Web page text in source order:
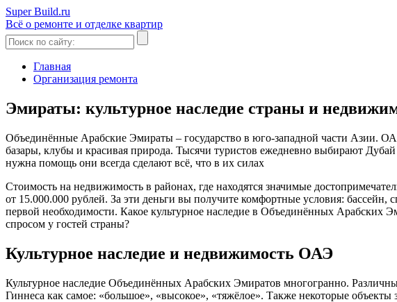
Super Build.ru
Всё о ремонте и отделке квартир
Главная
Организация ремонта
Эмираты: культурное наследие страны и
Объединённые Арабские Эмираты – государство в юго-западной части Азии.
базары, клубы и красивая природа. Тысячи туристов ежедневно выбирают
нужна помощь они всегда сделают всё, что в их силах
Стоимость на недвижимость в районах, где находятся значимые
от 15.000.000 рублей. За эти деньги вы получите комфортные условия: бассейн,
первой необходимости. Какое культурное наследие в Объединённых Арабских
спросом у гостей страны?
Культурное наследие и недвижимость ОАЭ
Культурное наследие Объединённых Арабских Эмиратов многогранно.
Гиннеса как самое: «большое», «высокое», «тяжёлое». Также некоторые